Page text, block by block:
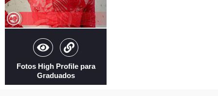
Fotos High Profile para
Graduados